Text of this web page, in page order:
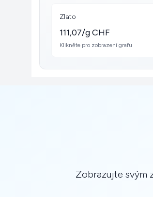
Zlato
111,07/g CHF
Klikněte pro zobrazení grafu
Zobrazujte svým